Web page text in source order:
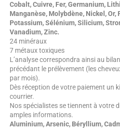
Cobalt, Cuivre, Fer, Germanium,
Manganèse, Molybdène, Nickel, Or,
Potassium, Sélénium, Silicium,
Vanadium, Zinc.
24 minéraux
7 métaux toxiques
L’analyse correspondra ainsi au
précédant le prélèvement (les
par mois).
Dès réception de votre paiement un
courrier.
Nos spécialistes se tiennent à votre
amples informations.
Aluminium, Arsenic, Béryllium,